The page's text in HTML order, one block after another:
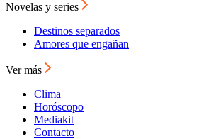
Novelas y series
Destinos separados
Amores que engañan
Ver más
Clima
Horóscopo
Mediakit
Contacto